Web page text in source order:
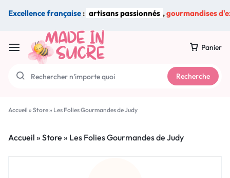
Excellence française: artisans passionnés ,gourmandises
Panier
Recherche
Accueil » Store» Les Folies Gourmandes de Judy
Accueil » Store » Les Folies Gourmandes de Judy